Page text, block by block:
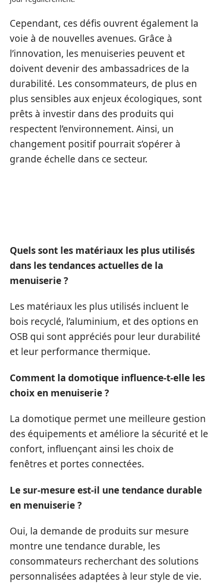
Cependant, ces défis ouvrent également la
voie à de nouvelles avenues. Grâce à
l’innovation, les menuiseries peuvent et
doivent devenir des ambassadrices de la
durabilité. Les consommateurs, de plus en
plus sensibles aux enjeux écologiques, sont
prêts à investir dans des produits qui
respectent l’environnement. Ainsi, un
changement positif pourrait s’opérer à
grande échelle dans ce secteur.
Quels sont les matériaux les plus utilisés
dans les tendances actuelles de la
menuiserie ?
Les matériaux les plus utilisés incluent le
bois recyclé, l’aluminium, et des options en
OSB qui sont appréciés pour leur durabilité
et leur performance thermique.
Comment la domotique influence-t-elle les
choix en menuiserie ?
La domotique permet une meilleure gestion
des équipements et améliore la sécurité et le
confort, influençant ainsi les choix de
fenêtres et portes connectées.
Le sur-mesure est-il une tendance durable
en menuiserie ?
Oui, la demande de produits sur mesure
montre une tendance durable, les
consommateurs recherchant des solutions
personnalisées adaptées à leur style de vie.